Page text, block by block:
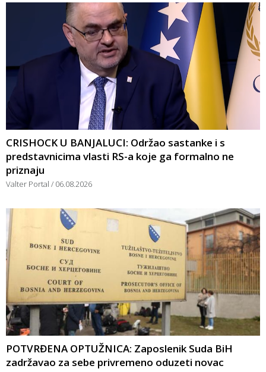
CRISHOCK U BANJALUCI: Održao sastanke i s
predstavnicima vlasti RS-a koje ga formalno ne
priznaju
Valter Portal 06.08.2026
POTVRĐENA OPTUŽNICA: Zaposlenik Suda BiH
zadržavao za sebe privremeno oduzeti novac